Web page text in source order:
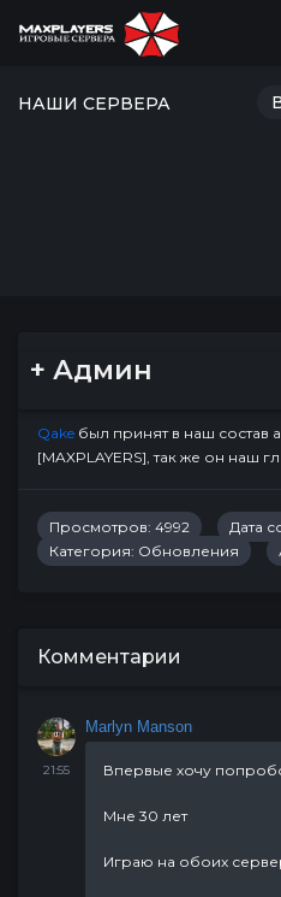
НАШИ СЕРВЕРА
+ Админ
Qake был принят в наш состав
[MAXPLAYERS], так же он наш
Просмотров: 4992
Дата
Категория: Обновления
Комментарии
21:55
Marlyn Manson
Впервые хочу
Мне 30 лет
Играю на обоих